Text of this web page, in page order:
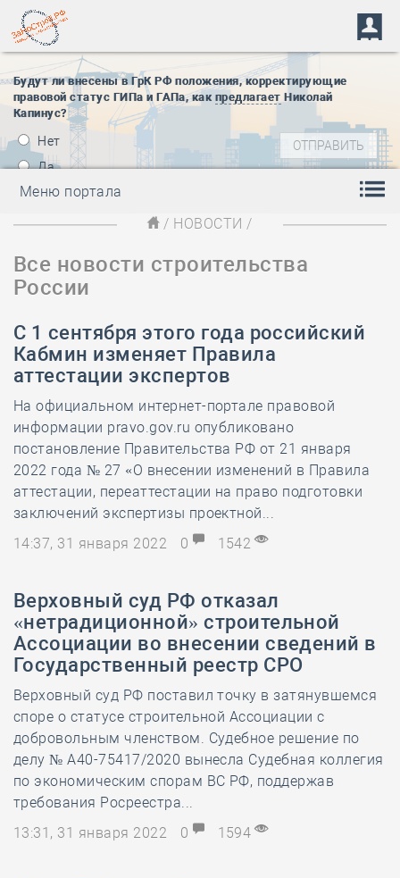
Будут ли внесены в ГрК РФ положения, корректирующие
правовой статус ГИПа и ГАПа, как предлагает Николай
Капинус?
Нет
Да
Меню портала
/ НОВОСТИ /
Все новости строительства
России
С 1 сентября этого года российский
Кабмин изменяет Правила
аттестации экспертов
На официальном интернет-портале правовой
информации pravo.gov.ru опубликовано
постановление Правительства РФ от 21 января
2022 года № 27 «О внесении изменений в Правила
аттестации, переаттестации на право подготовки
заключений экспертизы проектной...
14:37, 31 января 2022
0 1542
Верховный суд РФ отказал
«нетрадиционной» строительной
Ассоциации во внесении сведений в
Государственный реестр СРО
Верховный суд РФ поставил точку в затянувшемся
споре о статусе строительной Ассоциации с
добровольным членством. Судебное решение по
делу № А40-75417/2020 вынесла Судебная коллегия
по экономическим спорам ВС РФ, поддержав
требования Росреестра...
13:31, 31 января 2022
0 1594